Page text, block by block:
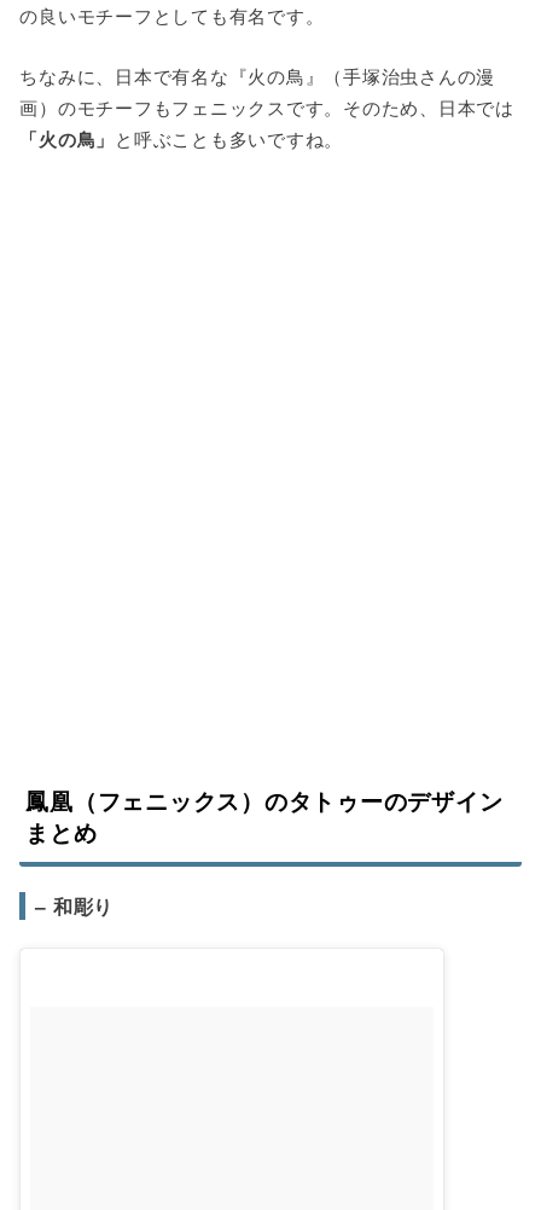
の良いモチーフとしても有名です。
ちなみに、日本で有名な『火の鳥』（手塚治虫さんの漫
画）のモチーフもフェニックスです。そのため、日本では
「火の鳥」 と呼ぶことも多いですね。
鳳凰（フェニックス）のタトゥーのデザイン
まとめ
– 和彫り